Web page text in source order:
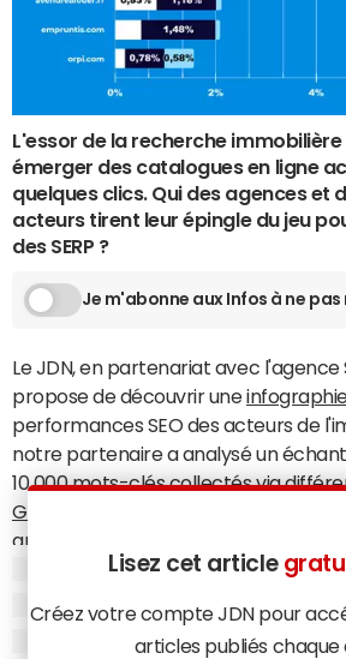
L'essor de la recherche
émerger des catalogues en ligne
quelques clics. Qui des agences et
acteurs tirent leur épingle du jeu
des SERP ?
Je m'abonne aux Infos à ne
Le JDN, en partenariat avec
propose de découvrir une
performances SEO des acteurs de
notre partenaire a analysé un
10 000 mots-clés collectés via
Google Search Console
,
analyse hebdomadaire du top 1000
les plus recherchés donne une idée
Lisez cet article
Créez votre compte JDN pour
articles publiés chaque